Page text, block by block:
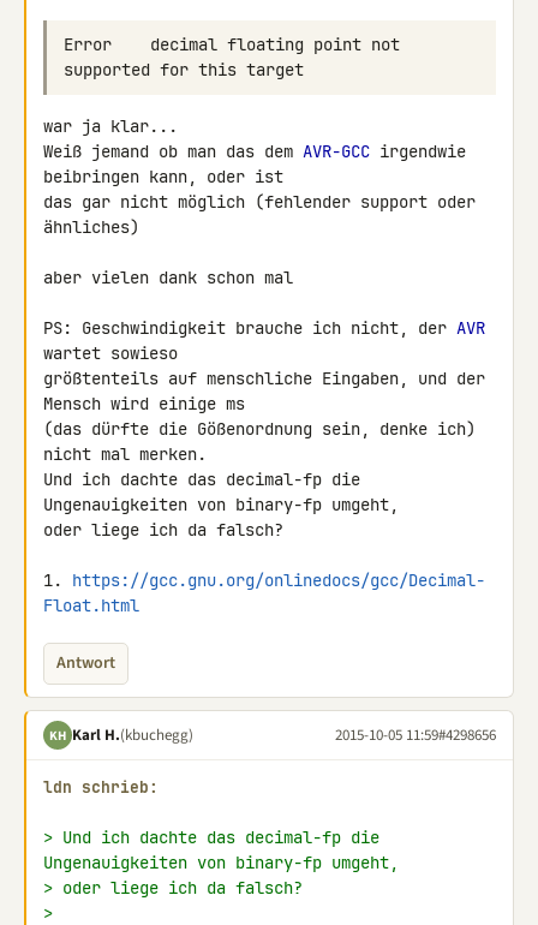
Error    decimal floating point not
war ja klar...
Weiß jemand ob man das dem AVR-GCC irgendwie
beibringen kann, oder ist
das gar nicht möglich (fehlender support oder
ähnliches)
aber vielen dank schon mal
PS: Geschwindigkeit brauche ich nicht, der AVR
wartet sowieso
größtenteils auf menschliche Eingaben, und der
Mensch wird einige ms
(das dürfte die Gößenordnung sein, denke ich)
nicht mal merken.
Und ich dachte das decimal-fp die
Ungenauigkeiten von binary-fp umgeht,
oder liege ich da falsch?
1. https://gcc.gnu.org/onlinedocs/gcc/Decimal-
Float.html
Antwort
KH Karl H.(kbuchegg) 2015-10-05 11:59#4298656
ldn schrieb:
> Und ich dachte das decimal-fp die
Ungenauigkeiten von binary-fp umgeht,
> oder liege ich da falsch?
>